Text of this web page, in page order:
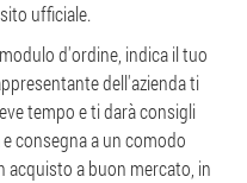
ufficiale.
d'ordine, indica il tuo
dell'azienda ti
tempo e ti darà consigli
consegna a un comodo
acquisto a buon mercato, in